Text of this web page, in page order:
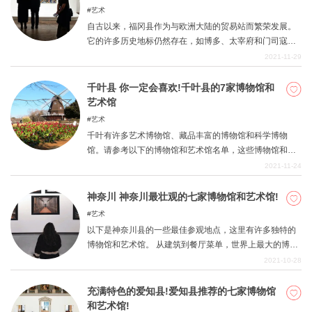
艺术
自古以来，福冈县作为与欧洲大陆的贸易站而繁荣发展。
它的许多历史地标仍然存在，如博多、太宰府和门司寇。
尤其是福冈市，由于其地理位置，已经发展成为亚洲的交
介绍了七个精心挑选的博物馆和艺术馆，在那里你可以在
观光旅行中享受历史和文化。请读到最后，因为你可能会
对福冈有新的发现。
2021-11-29
千叶县 你一定会喜欢!千叶县的7家博物馆和
艺术馆
艺术
千叶有许多艺术博物馆、藏品丰富的博物馆和科学博物
馆。请参考以下的博物馆和艺术馆名单，这些博物馆和艺
2021-11-24
神奈川 神奈川最壮观的七家博物馆和艺术馆!
艺术
以下是神奈川县的一些最佳参观地点，这里有许多独特的
博物馆和艺术馆。 从建筑到餐厅菜单，世界上最大的博物
馆，以及装在茶碗里的抹茶，看起来要花几百万，所有这
的地方去。
2021-10-28
充满特色的爱知县!爱知县推荐的七家博物馆
和艺术馆!